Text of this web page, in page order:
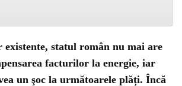
existente, statul român nu mai are
facturilor la energie, iar
un şoc la următoarele plăți. Încă